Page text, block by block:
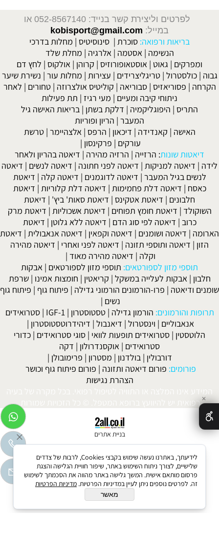
לפרטים וליצירת קשר בנייד: 052-8567140
או
במייל: kobisport@gmail.com
בריאות ורפואה: סוכרת | סינוסיטיס | מחלות בדרכי
הנשימה | אסטמה | אלרגיה | מחלת שלד
ומפרקים | גאוט | אוסטאופורוזיס | קרוהן | אולקוס | לחץ דם
גבוה |כולסטרול |טריגליצרידים | עצירות | מחלות עור | נשירת שיער
הקרחה | פסוריאזיס |סבוריאה | קוליטיס אולצרוזה |טחורים | לאחר
ניתוחי קיבה ומעיים | מעי רגיז | תת פעילות
התריס | היפוגליקמיה | דלקת בשתן | בריאות האישה גיל
המעבר | הריון ופוריות
האישה | קאנדידה | דיכאון | הרפס | אלצהיימר |טרשת
עורקים | פרקינסון |
דיאטות שונות: הרזייה | הרזיה מהירה | דיאטה בהריון ולאחר
לידה | דיאטה למניקות | דיאטה לפני חתונה | דיאטה לנשים | דיאטה
לנשים בגיל המעבר | דיאטה לדוגמנים | דיאטה קלה | דיאטת
כאסח | דיאטה דלת פחמימות | דיאטה דלת קלוריות | דיאטת
חלבונים | דיאטת אטקינס | דיאטת סאות' ביץ' | דיאטת
השוקולד | דיאטת חומץ תפוחים | דיאטת אשכוליות | דיאטת מרק
כרוב | דיאטה לפי סוג הדם | דיאטה ללא גלוטן | דיאטת
הארומה | דיאטה ושומנים | דיאטה וקפאין | דיאטה אנאבולית | דיאטת
הזון | דיאטה ותוספי תזונה | דיאטה לפני ואחרי | דיאטה מהירה
וקלה | דיאטה מהירה מאוד |
תוספי מזון לספורטאים: תוספי מזון לספורטאים | אבקות
חלבון | אבקות לעלייה במשקל | קריאטין | חומצות אמינו |שרפת
שומנים ודיאטה | פרו-הורמונים הורמוני גדילה | פיתוח גוף | פיתוח גוף
נשים |
תרופות והורמונים: הורמון גדילה |טסטוסטרון |
IGF-1
|סטרואידים
אנאבוליים | וינסטרול | דיאנבול | דיהידרוטסטוסטרון |
הלוטסטין | סטרואידים תופעות לוואי | סוגי סטרואידים | כדורי
סטרואידים | אוקסנדרולון | דקה
דורבולין | בולדנון | מסטרון | פרימובולן |
פורומים: פורום דיאטה ותזונה | פורום פיתוח גוף וכושר
הצהרת נגישות
המידע אינו המלצה או התוויה לטיפול רפואי. בכל מקרה של בעיה
רפואית יש להיוועץ ברופא המטפל. © כל הזכויות שמורות.
בניית אתרים
✕
לידיעתך, באתרנו נעשה שימוש בקבצי Cookies, לרבות של צדדים
שלישיים, לצורך ניתוח השימוש באתר, שיפור חוויית הגלישה והצגת
פרסום מותאם אישית. המשך גלישה באתר מהווה את הסכמתך לשימוש
זה. לפרטים נוספים ניתן לעיין במדיניות הפרטיות. מדיניות הפרטיות
מאשר